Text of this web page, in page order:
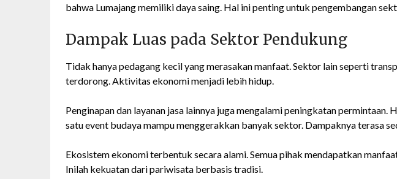
bahwa Lumajang memiliki daya saing. Hal ini penting untuk pengembangan
Dampak Luas pada Sektor Pendukung
Tidak hanya pedagang kecil yang merasakan manfaat. Sektor lain seperti
terdorong. Aktivitas ekonomi menjadi lebih hidup.
Penginapan dan layanan jasa lainnya juga mengalami peningkatan permintaan.
satu event budaya mampu menggerakkan banyak sektor. Dampaknya terasa
Ekosistem ekonomi terbentuk secara alami. Semua pihak mendapatkan
Inilah kekuatan dari pariwisata berbasis tradisi.